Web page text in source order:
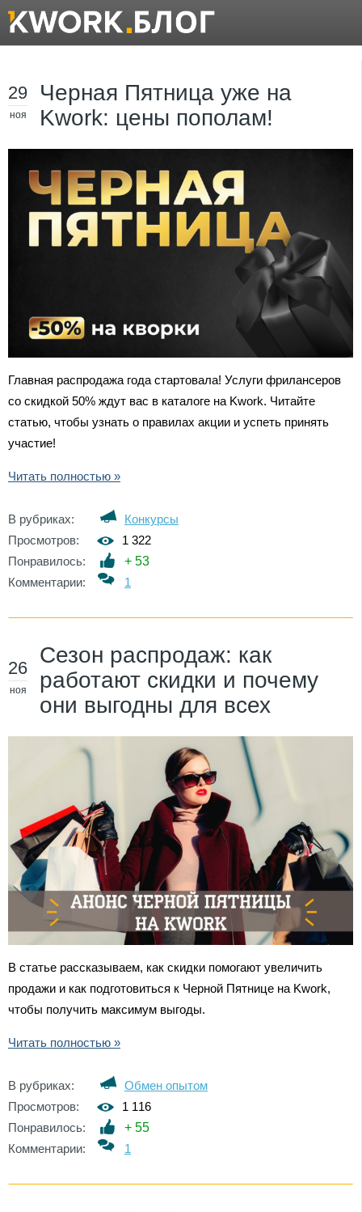
29
ноя
Черная Пятница уже на
Kwork: цены пополам!
Главная распродажа года стартовала! Услуги фрилансеров
со скидкой 50% ждут вас в каталоге на Kwork. Читайте
статью, чтобы узнать о правилах акции и успеть принять
участие!
Читать полностью »
В рубриках:
Конкурсы
Просмотров:
1 322
Понравилось:
+ 53
Комментарии:
1
26
ноя
Сезон распродаж: как
работают скидки и почему
они выгодны для всех
В статье рассказываем, как скидки помогают увеличить
продажи и как подготовиться к Черной Пятнице на Kwork,
чтобы получить максимум выгоды.
Читать полностью »
В рубриках:
Обмен опытом
Просмотров:
1 116
Понравилось:
+ 55
Комментарии:
1